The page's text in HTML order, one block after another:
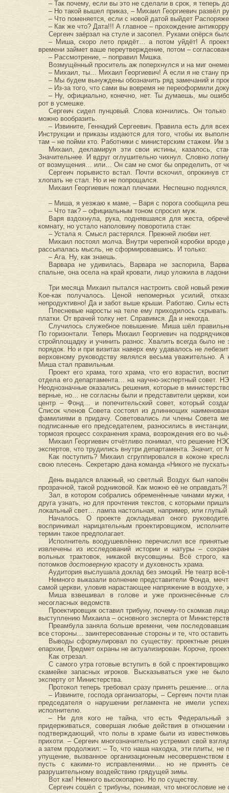
– Так почему, если вы это не сделали в срок, я теперь
– Но такой вышел приказ, – Михаил Георгиевич развёл
– Что поменяется, если с новой датой выйдет
– Как же что? Дата!!! А главное – прохождение
Сергеич заёрзал на стуле и засопел. Руками опёрся
– Миша, скоро лето придёт… а потом уйдёт! А проект
времени займет ваше переутверждение, потом –
– Рассмотрение, – поправил Мишка.
Возмущённый проситель аж поперхнулся и на миг
– Михаил, ты… Михаил Георгиевич! А если я не стану
– Мы будем вынуждены обозначить ряд замечаний и
– Из-за того, что сами вы вовремя не переоформили
– Ну, официально, конечно, нет. Ты думаешь, мы
рот в усмешке.
Сергеич сидел пунцовый. Слова кончились. Он
можно вообразить.
– Извините, Геннадий Сергеевич. Правила есть для
Инструкции и приказы издаются для того, чтобы их
там – не пойми кто. Работники с министерским стажем. Им
Михаил, декламируя эти свои истины, казалось,
Значительнее. И вдруг оглушительно чихнул. Словно
от возмущения… или… Он сам не смог бы определить, от
Сергеич порывисто встал. Почти вскочил,
хлопать не стал. Но и не попрощался.
Михаил Георгиевич пожал плечами. Неспешно
– Миша, я уезжаю к маме, – Варя с порога сообщила
– Что так? – официальным тоном спросил муж.
Варя вздохнула, рука, поднявшаяся для жеста,
комнату, но устало наполовину поворотила стан:
– Устала я. Смысл растерялся. Прежней любви нет.
Михаил постоял молча. Внутри черепной коробки
рассыпалась мысль, не сформировавшись. И только:
– Ага. Ну, как знаешь.
Варвара не удивилась, Варвара не заспорила,
спальне, она осела на край кровати, лицо уложила в
Три месяца Михаил пытался настроить свой новый
Кое-как получалось. Ценой непомерных усилий,
непродуктивно! Да и забот выше крыши. Работаю. Силы
Плесневые наросты на теле ему приходилось
платки. От врачей толку нет. Справимся. Да и некогда.
Случилось служебное повышение. Миша шёл
По горизонтали. Теперь Михаил Георгиевич на
стройплощадку и учинить разнос. Хвалить всегда было
порядок. Но и при визитах наверх ему удавалось не
верховному руководству являлся весьма уважительно. А
Миша стал правильным.
Проект его храма, того храма, что его взрастил,
отдела его департамента… на научно-экспертный совет.
Неоднозначные оказались решения, которые в
верные, но… не согласны были и представители церкви,
центр – Фонд… и попечительский совет, который
Список членов Совета состоял из длиннющих
фамилиями в придачу. Советовались ли члены Совета
подписанные его председателем, разносились в
тормозя процесс сохранения храма, возрождения его во
Михаил Георгиевич отчётливо понимал, что решение
экспертов, что трудились внутри департамента. Значит, от
Как поступить? Михаил сгруппировался в коконе
свою плесень. Секретарю дана команда «Никого не
День выдался влажный, но светлый. Воздух был напоён
прозрачной, такой родниковой. Как можно её не оправдать?!
Зал, в котором собрались обременённые чинами
друга узнать, но для прочтения текстов, с которыми
локальный свет… лампа настольная, например, или
Началось. О проекте докладывал оного
воспринимал нарицательным проектировщиком,
термин такое предполагает.
Исполнитель воодушевлённо перечислил все
извлечены из исследований истории и натуры –
вольных трактовок, никакой вкусовщины. Всё строго,
потомков достоверную красоту и духовность храма.
Аудитория выслушала доклад без эмоций. Не театр всё-
Немного выказали волнение представители Фонда,
самой церкви, уловив нарастающее напряжение в воздухе,
Миша взвешивал в голове и уже произнесённые
несогласных ведомств.
Проектировщик оставил трибуну, почему-то скомкав
выступлению Михаила – основного эксперта от
Преамбула заняла больше времени, чем
все стороны… заинтересованные стороны и те, что
Выводы сформулировал по существу: проектные
епархии, Предмет охраны не актуализирован. Короче,
Как отрезал.
С самого утра готовые вступить в бой с
скамейке запасных игроков. Высказываться уже не
эксперту от Министерства.
Протокол теперь требовал сразу принять решение…
– Извините, господа организаторы, – Сергеич почти
председателя о нарушении регламента не имели
исполнителю.
– Ни для кого не тайна, что есть Федеральный
придерживаться, совершая любые действия в
подтверждающий, что полы в храме были из
прихоти. – Сергеич многозначительно устремил свой
а затем продолжил: – То, что наша находка, эти плиты, не
упущение, вызванное организационным
пусть с какими-то исправлениями… но не принять
разрушительному воздействию грядущей зимы.
Вот как! Немного высокопарно. Но по существу.
Сергеич сошёл с трибуны, понимая, что многословие